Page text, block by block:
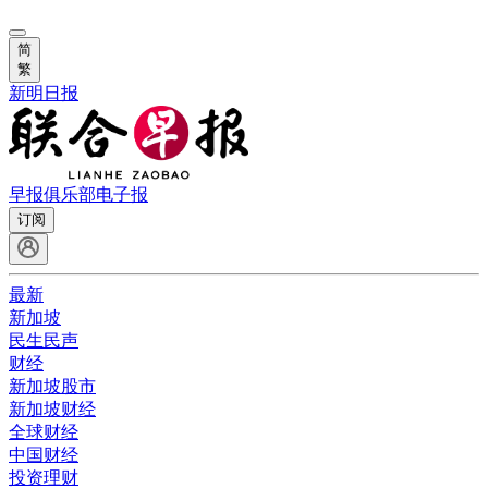
简
繁
新明日报
早报俱乐部电子报
订阅
最新
新加坡
民生民声
财经
新加坡股市
新加坡财经
全球财经
中国财经
投资理财